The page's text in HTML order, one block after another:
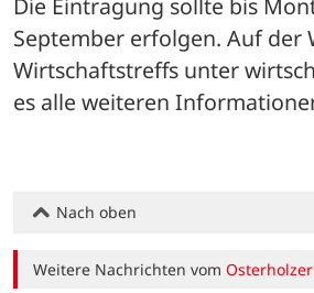
Die Eintragung sollte bis
September erfolgen. Auf der
Wirtschaftstreffs unter
es alle weiteren
Nach oben
Weitere Nachrichten vom